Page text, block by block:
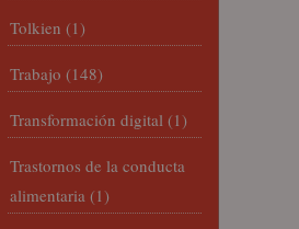
Tolkien (1)
Trabajo (148)
Transformación digital (1)
Trastornos de la conducta
alimentaria (1)